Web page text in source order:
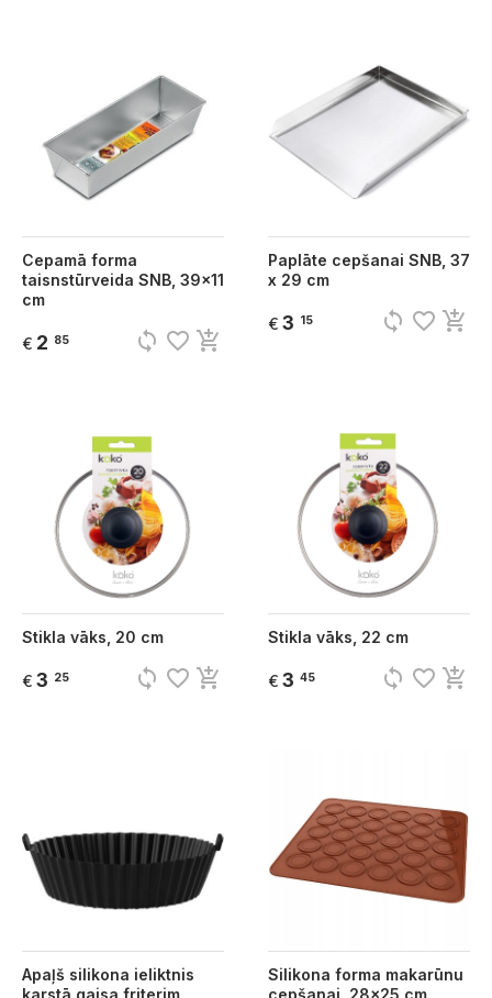
Cepamā forma
taisnstūrveida SNB, 39x11
cm
€ 2 85 sync favorite_border add_shopping_cart
Paplāte cepšanai SNB, 37
x 29 cm
€ 3 15 sync favorite_border add_shopping_cart
Stikla vāks, 20 cm
€ 3 25 sync favorite_border add_shopping_cart
Stikla vāks, 22 cm
€ 3 45 sync favorite_border add_shopping_cart
Apaļš silikona ieliktnis
karstā gaisa friterim
Silikona forma makarūnu
cepšanai, 28x25 cm